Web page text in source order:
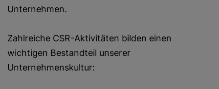
Unternehmen.
Zahlreiche CSR-Aktivitäten bilden einen
wichtigen Bestandteil unserer
Unternehmenskultur: